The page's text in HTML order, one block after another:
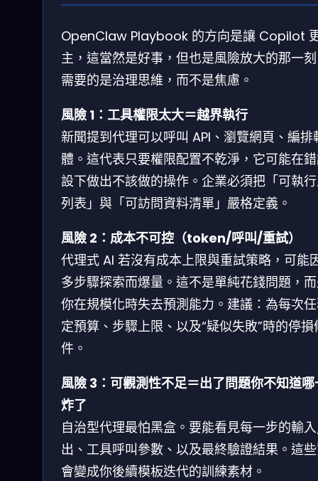
OpenClaw Playbook 的方向是讓 Copilot
主，這當然是好事，但也是風險放大的那一
需要的是治理思維，而不是焦慮。
風險 1：工具權限太大＝越界執行
新聞提到代理可以呼叫 API、瀏覽網頁、編排
體。這代表只要權限配置不乾淨，它可能在
設下做出不該做的操作。企業必須把「可執
列表」與「可訪問資料清單」嚴格定義。
風險 2：成本不可控（token/呼叫/重試）
代理式 AI 若沒有成本上限與重試策略，可能
多步驟探索而爆量。這不是單純花錢問題，
你在規模化時失去預測能力。建議：為每次
定預算、步驟上限、以及“疑似失敗”時的停損
件。
風險 3：可觀測性不足＝出了問題你不知道哪
炸了
自治型代理最怕黑盒。要能看見每一步的輸
出、工具呼叫參數、以及最終驗證結果。這
會變成你後續模板迭代的訓練素材。